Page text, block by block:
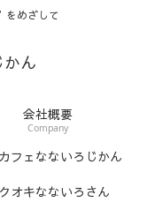
をめざして
ん
会社概要
Company
フェなないろじかん
オキなないろさん